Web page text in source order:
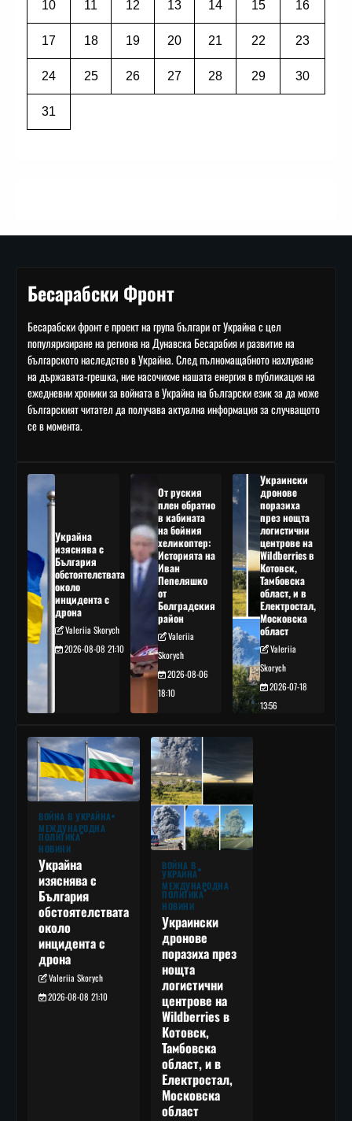
10 11 12 13 14 15 16
17 18 19 20 21 22 23
24 25 26 27 28 29 30
31
Бесарабски Фронт
Бесарабски фронт е проект на група българи от Украйна с цел
популяризиране на региона на Дунавска Бесарабия и развитие на
българското наследство в Украйна. След пълномащабното нахлуване
на държавата-грешка, ние насочихме нашата енергия в публикация на
ежедневни хроники за войната в Украйна на български език за да може
българският читател да получава актуална информация за случващото
се в момента.
Украйна
изяснява с
България
обстоятелствата
около
инцидента с
дрона
Valeriia Skorych
2026-08-08 21:10
От руския
плен обратно
в кабината
на бойния
хеликоптер:
Историята на
Иван
Пепеляшко
от
Болградския
район
Valeriia
Skorych
2026-08-06
18:10
Украински
дронове
поразиха
през нощта
логистични
центрове на
Wildberries в
Котовск,
Тамбовска
област, и в
Електростал,
Московска
област
Valeriia
Skorych
2026-07-18
13:56
ВОЙНА В УКРАЙНА
МЕЖДУНАРОДНА
ПОЛИТИКА
НОВИНИ
Украйна
изяснява с
България
обстоятелствата
около
инцидента с
дрона
Valeriia Skorych
2026-08-08 21:10
ВОЙНА В
УКРАЙНА
МЕЖДУНАРОДНА
ПОЛИТИКА
НОВИНИ
Украински
дронове
поразиха през
нощта
логистични
центрове на
Wildberries в
Котовск,
Тамбовска
област, и в
Електростал,
Московска
област